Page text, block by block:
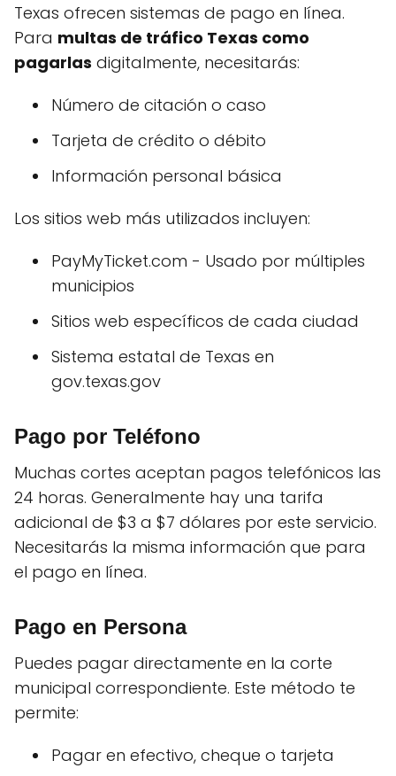
Texas ofrecen sistemas de pago en línea.
Para multas de tráfico Texas como
pagarlas digitalmente, necesitarás:
Número de citación o caso
Tarjeta de crédito o débito
Información personal básica
Los sitios web más utilizados incluyen:
PayMyTicket.com - Usado por múltiples
municipios
Sitios web específicos de cada ciudad
Sistema estatal de Texas en
gov.texas.gov
Pago por Teléfono
Muchas cortes aceptan pagos telefónicos las
24 horas. Generalmente hay una tarifa
adicional de $3 a $7 dólares por este servicio.
Necesitarás la misma información que para
el pago en línea.
Pago en Persona
Puedes pagar directamente en la corte
municipal correspondiente. Este método te
permite:
Pagar en efectivo, cheque o tarjeta